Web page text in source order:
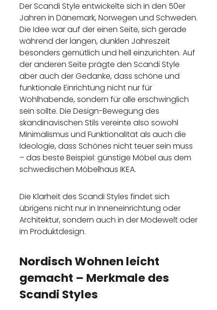
Der Scandi Style entwickelte sich in den 50er
Jahren in Dänemark, Norwegen und Schweden.
Die Idee war auf der einen Seite, sich gerade
während der langen, dunklen Jahreszeit
besonders gemütlich und hell einzurichten. Auf
der anderen Seite prägte den Scandi Style
aber auch der Gedanke, dass schöne und
funktionale Einrichtung nicht nur für
Wohlhabende, sondern für alle erschwinglich
sein sollte. Die Design-Bewegung des
skandinavischen Stils vereinte also sowohl
Minimalismus und Funktionalität als auch die
Ideologie, dass Schönes nicht teuer sein muss
– das beste Beispiel: günstige Möbel aus dem
schwedischen Möbelhaus IKEA.
Die Klarheit des Scandi Styles findet sich
übrigens nicht nur in Inneneinrichtung oder
Architektur, sondern auch in der Modewelt oder
im Produktdesign.
Nordisch Wohnen leicht
gemacht – Merkmale des
Scandi Styles